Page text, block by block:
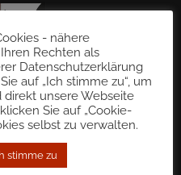
im Sulmtal
72
- nähere
Rechten als
Datenschutzerklärung
auf „Ich stimme zu“, um
direkt unsere Webseite
Sie auf „Cookie-
selbst zu verwalten.
stimme zu